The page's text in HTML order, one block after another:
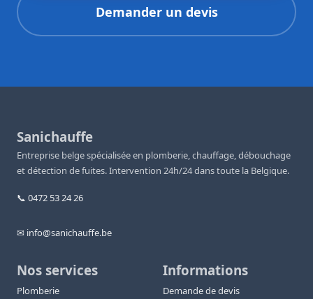
Demander un devis
Sanichauffe
Entreprise belge spécialisée en plomberie, chauffage, débouchage
et détection de fuites. Intervention 24h/24 dans toute la Belgique.
📞 0472 53 24 26
✉ info@sanichauffe.be
Nos services
Plomberie
Informations
Demande de devis